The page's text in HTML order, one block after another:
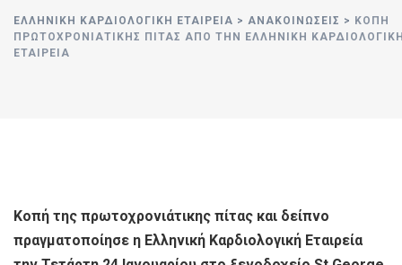
ΕΛΛΗΝΙΚΉ ΚΑΡΔΙΟΛΟΓΙΚΉ ΕΤΑΙΡΕΊΑ > ΑΝΑΚΟΙΝΏΣΕΙΣ > ΚΟΠΗ
ΠΡΩΤΟΧΡΟΝΙΑΤΙΚΗΣ ΠΙΤΑΣ ΑΠΟ ΤΗΝ ΕΛΛΗΝΙΚΗ
ΕΤΑΙΡΕΙΑ
Κοπή της πρωτοχρονιάτικης πίτας και δείπνο
πραγματοποίησε η Ελληνική Καρδιολογική Εταιρεία